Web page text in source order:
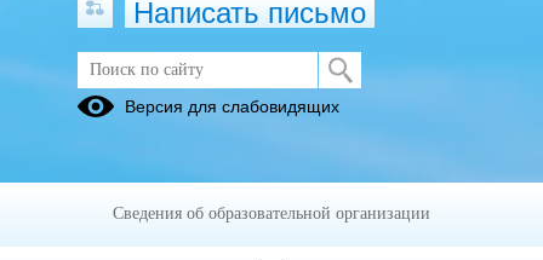
ПЛАТНЫЕ УСЛУГИ
03.07.2023 Положение о порядке расходования
Написать письмо
Версия для слабовидящих
Сведения об образовательной организации